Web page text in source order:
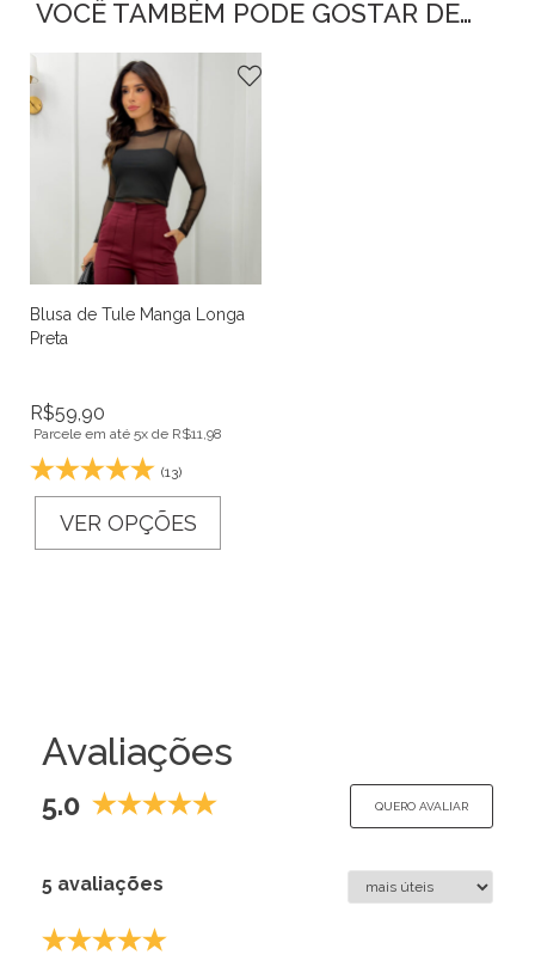
VOCÊ TAMBÉM PODE GOSTAR DE…
Blusa de Tule Manga Longa
Preta
R$59,90
Parcele em até 5x de R$11,98
(13)
VER OPÇÕES
Avaliações
5.0 QUERO AVALIAR
5 avaliações